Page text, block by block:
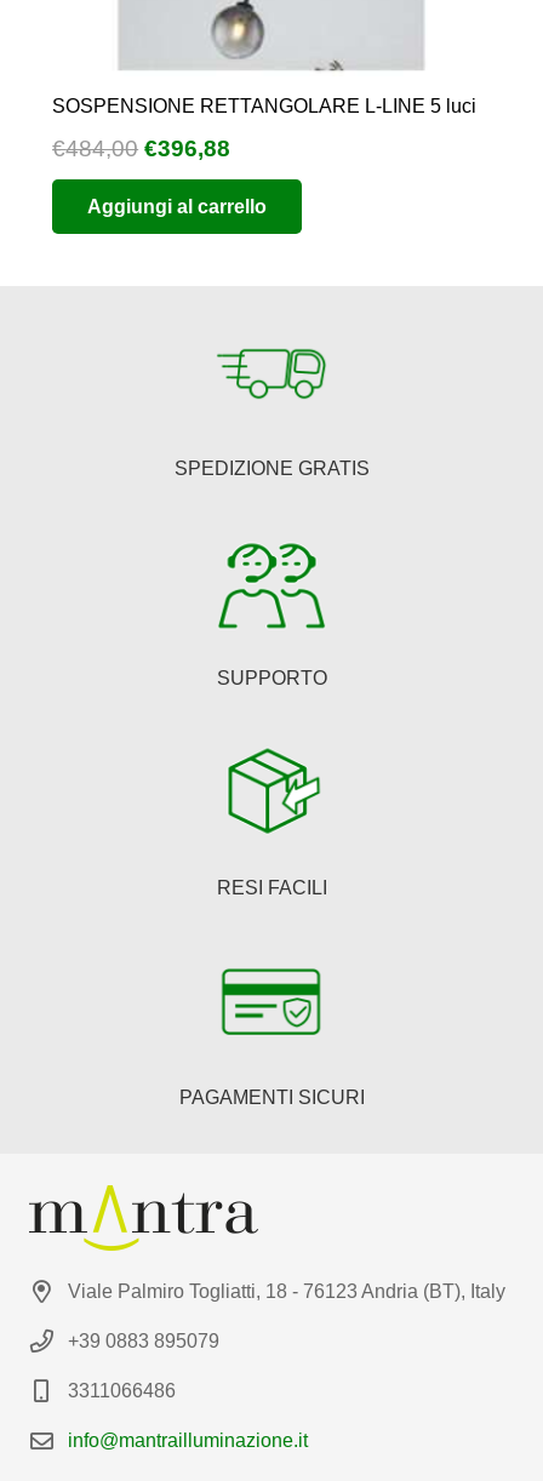
SOSPENSIONE RETTANGOLARE L-LINE 5 luci
€484,00 Il
prezzo
originale
era:
€396,88
prezzo
attuale
è:
Aggiungi al carrello
SPEDIZIONE GRATIS
SUPPORTO
RESI FACILI
PAGAMENTI SICURI
Viale Palmiro Togliatti, 18 - 76123 Andria (BT), Italy
+39 0883 895079
3311066486
info@mantrailluminazione.it